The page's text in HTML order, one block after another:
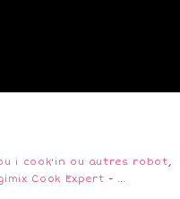
i cook'in ou autres robot,
Cook Expert - …